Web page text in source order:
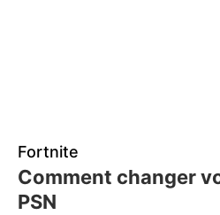
Fortnite
Comment changer
PSN